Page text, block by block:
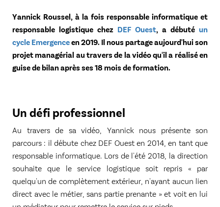
Yannick Roussel, à la fois responsable informatique et
responsable logistique chez DEF Ouest, a débuté un
cycle Emergenceen 2019. Il nous partage aujourd'hui son
projet managérial au travers de la vidéo qu'il a réalisé en
guise de bilan après ses 18 mois de formation.
Un défi professionnel
Au travers de sa vidéo, Yannick nous présente son
parcours : il débute chez DEF Ouest en 2014, en tant que
responsable informatique. Lors de l'été 2018, la direction
souhaite que le service logistique soit repris « par
quelqu'un de complètement extérieur, n'ayant aucun lien
direct avec le métier, sans partie prenante » et voit en lui